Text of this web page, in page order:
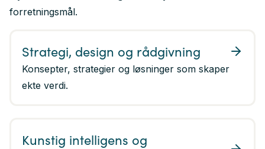
forretningsmål.
Strategi, design og rådgivning
Konsepter, strategier og løsninger som skaper
ekte verdi.
Kunstig intelligens og